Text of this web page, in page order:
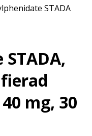
STADA
mg, 30